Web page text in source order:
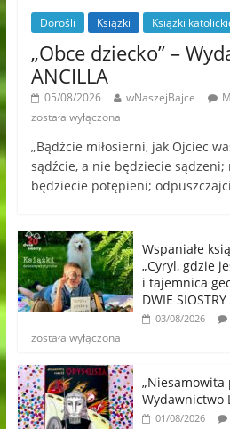
Dorośli Książki Książki
„Obce dziecko” –
ANCILLA
05/08/2026 wNaszejBajce
została wyłączona
„Bądźcie miłosierni, jak Ojciec
sądźcie, a nie będziecie
będziecie potępieni;
Wspaniałe
„Cyryl, gdzie
i tajemnica
DWIE SIOSTRY
03/08/2026
została wyłączona
„Niesamowita
Wydawnictwo
01/08/2026